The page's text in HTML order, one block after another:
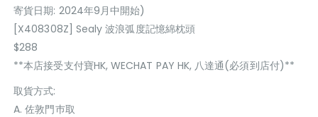
寄貨日期: 2024年9月中開始)
[X408308Z] Sealy 波浪弧度記憶綿枕頭
$288
**本店接受支付寶HK, WECHAT PAY HK, 八達通(必須到店付)**
取貨方式:
A. 佐敦門巿取